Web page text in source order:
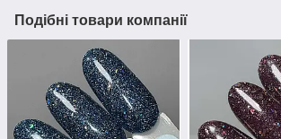
Подібні товари компанії